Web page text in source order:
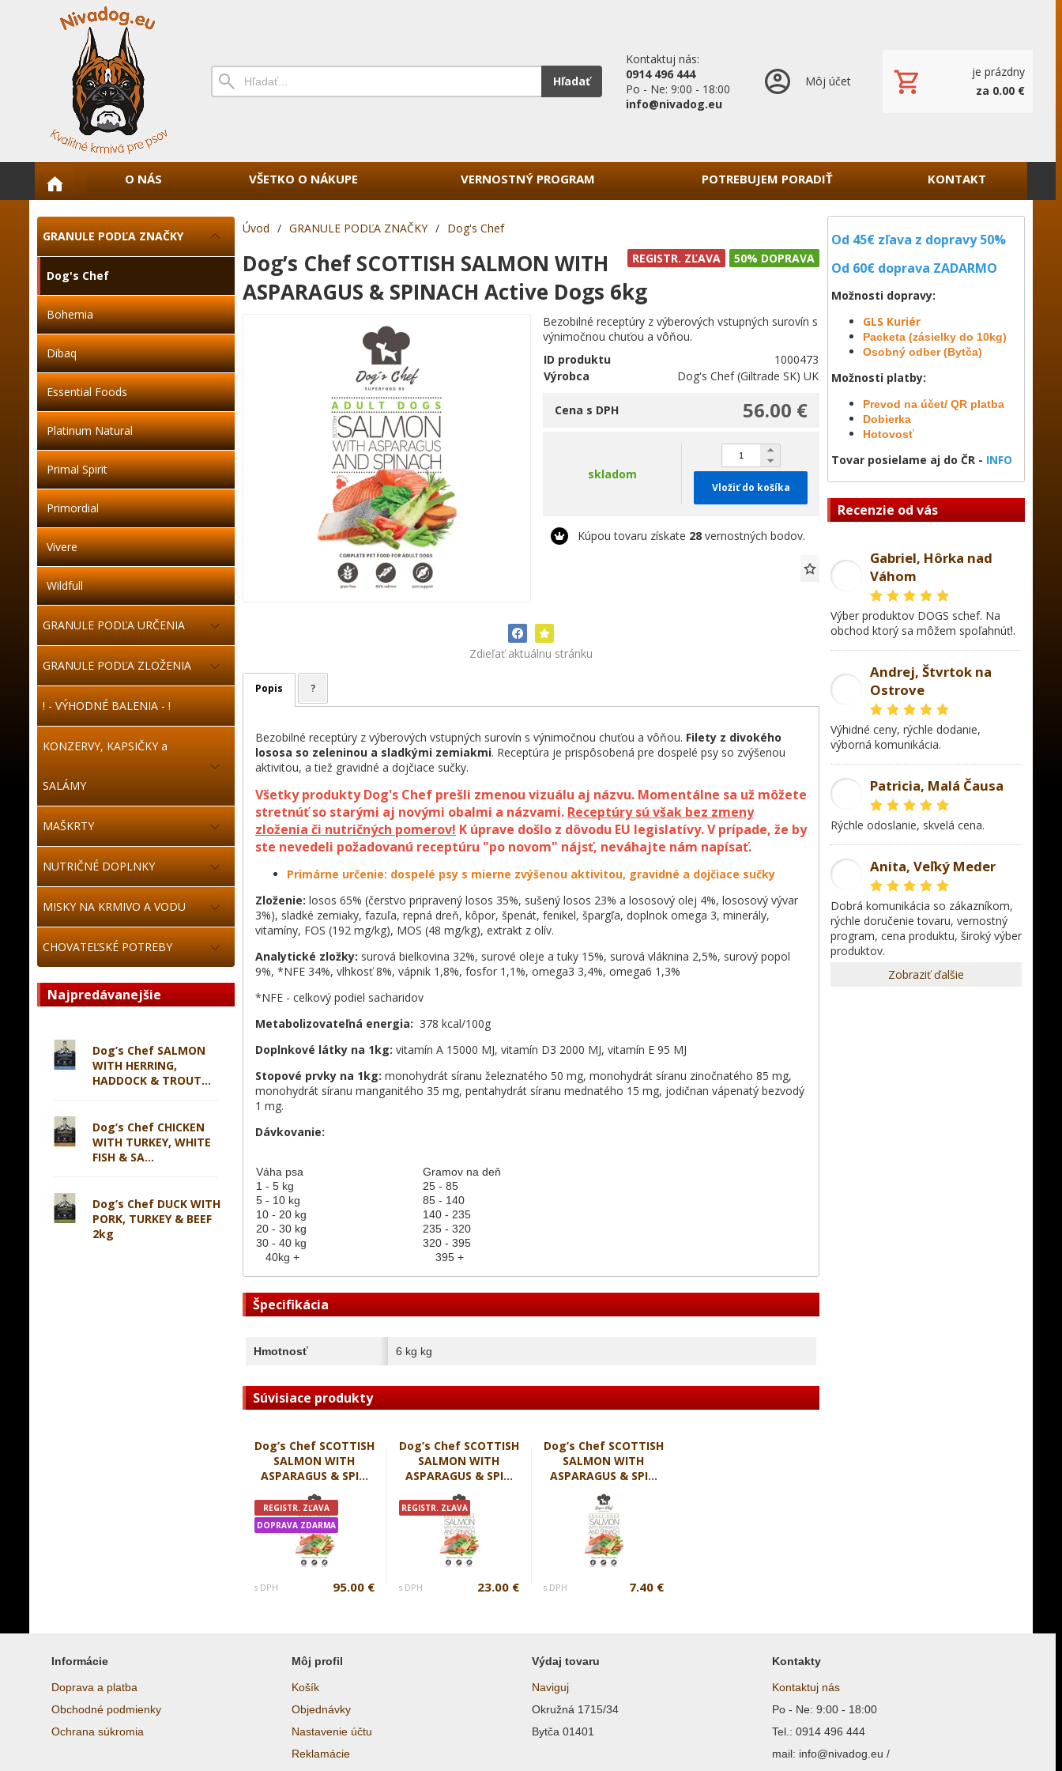
Hľadať
Kontaktuj nás:
0914 496 444
Po - Ne: 9:00 - 18:00
info@nivadog.eu
Môj účet
je prázdny
za 0.00 €
O NÁS VŠETKO O NÁKUPE VERNOSTNÝ PROGRAM POTREBUJEM PORADIŤ KONTAKT
Od 45€ zľava z dopravy 50%
Od 60€ doprava ZADARMO
Možnosti dopravy:
GLS Kuriér
Packeta (zásielky do 10kg)
Osobný odber (Bytča)
Možnosti platby:
Prevod na účet/ QR platba
Dobierka
Hotovosť
Tovar posielame aj do ČR - INFO
Recenzie od vás
Gabriel, Hôrka nad
Váhom
Výber produktov DOGS schef. Na
obchod ktorý sa môžem spoľahnúť!.
Andrej, Štvrtok na
Ostrove
Výhidné ceny, rýchle dodanie,
výborná komunikácia.
Patricia, Malá Čausa
rýchle odoslanie, skvelá cena.
Anita, Veľký Meder
dobrá komunikácia so zákazníkom,
rýchle doručenie tovaru, vernostný
program, cena produktu, široký výber
produktov.
Zobraziť ďalšie
GRANULE PODĽA ZNAČKY
Dog's Chef
Bohemia
Dibaq
Essential Foods
Platinum Natural
Primal Spirit
Primordial
Vivere
Wildfull
GRANULE PODĽA URČENIA
GRANULE PODĽA ZLOŽENIA
! - VÝHODNÉ BALENIA - !
KONZERVY, KAPSIČKY a
SALÁMY
MAŠKRTY
NUTRIČNÉ DOPLNKY
MISKY NA KRMIVO A VODU
CHOVATEĽSKÉ POTREBY
Najpredávanejšie
Dog’s Chef SALMON
WITH HERRING,
HADDOCK & TROUT...
Dog’s Chef CHICKEN
WITH TURKEY, WHITE
FISH & SA...
Dog’s Chef DUCK WITH
PORK, TURKEY & BEEF
2kg
Úvod / GRANULE PODĽA ZNAČKY / Dog's Chef
50% DOPRAVA
REGISTR. ZĽAVA
Dog’s Chef SCOTTISH SALMON WITH
ASPARAGUS & SPINACH Active Dogs 6kg
Bezobilné receptúry z výberových vstupných surovín s
výnimočnou chuťou a vôňou.
ID produktu
1000473
Výrobca
Dog's Chef (Giltrade SK) UK
56.00 €
Cena s DPH
skladom
Vložiť do košíka
Kúpou tovaru získate 28 vernostných bodov.
Zdieľať aktuálnu stránku
Popis ?
Bezobilné receptúry z výberových vstupných surovín s výnimočnou chuťou a vôňou. Filety z divokého
lososa so zeleninou a sladkými zemiakmi. Receptúra je prispôsobená pre dospelé psy so zvýšenou
aktivitou, a tiež gravidné a dojčiace sučky.
Všetky produkty Dog's Chef prešli zmenou vizuálu aj názvu. Momentálne sa už môžete
stretnúť so starými aj novými obalmi a názvami. Receptúry sú však bez zmeny
zloženia či nutričných pomerov! K úprave došlo z dôvodu EU legislatívy. V prípade, že by
ste nevedeli požadovanú receptúru "po novom" nájsť, neváhajte nám napísať.
Primárne určenie: dospelé psy s mierne zvýšenou aktivitou, gravidné a dojčiace sučky
Zloženie: losos 65% (čerstvo pripravený losos 35%, sušený losos 23% a lososový olej 4%, lososový vývar
3%), sladké zemiaky, fazuľa, repná dreň, kôpor, špenát, fenikel, špargľa, doplnok omega 3, minerály,
vitamíny, FOS (192 mg/kg), MOS (48 mg/kg), extrakt z olív.
Analytické zložky: surová bielkovina 32%, surové oleje a tuky 15%, surová vláknina 2,5%, surový popol
9%, *NFE 34%, vlhkosť 8%, vápnik 1,8%, fosfor 1,1%, omega3 3,4%, omega6 1,3%
*NFE - celkový podiel sacharidov
Metabolizovateľná energia: 378 kcal/100g
Doplnkové látky na 1kg: vitamín A 15000 MJ, vitamín D3 2000 MJ, vitamín E 95 MJ
Stopové prvky na 1kg: monohydrát síranu železnatého 50 mg, monohydrát síranu zinočnatého 85 mg,
monohydrát síranu manganitého 35 mg, pentahydrát síranu mednatého 15 mg, jodičnan vápenatý bezvodý
1 mg.
Dávkovanie:
Váha psa
Gramov na deň
1 - 5 kg
25 - 85
5 - 10 kg
85 - 140
10 - 20 kg
140 - 235
20 - 30 kg
235 - 320
30 - 40 kg
320 - 395
40kg +
395 +
Špecifikácia
Hmotnosť 6 kg kg
Súvisiace produkty
Dog’s Chef SCOTTISH
SALMON WITH
ASPARAGUS & SPI...
REGISTR. ZĽAVA
DOPRAVA ZDARMA
s DPH 95.00 €
Dog’s Chef SCOTTISH
SALMON WITH
ASPARAGUS & SPI...
REGISTR. ZĽAVA
s DPH 23.00 €
Dog’s Chef SCOTTISH
SALMON WITH
ASPARAGUS & SPI...
s DPH 7.40 €
Informácie
Doprava a platba
Obchodné podmienky
Ochrana súkromia
Môj profil
Košík
Objednávky
Nastavenie účtu
Reklamácie
Výdaj tovaru
Naviguj
Okružná 1715/34
Bytča 01401
Kontakty
Kontaktuj nás
Po - Ne: 9:00 - 18:00
Tel.: 0914 496 444
mail: info@nivadog.eu /